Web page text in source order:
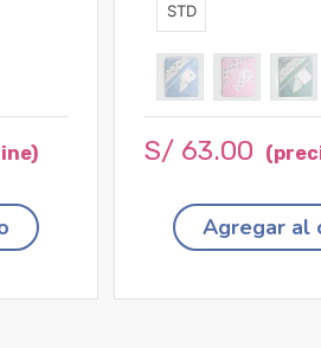
STD
S/ 63.00
Agregar al